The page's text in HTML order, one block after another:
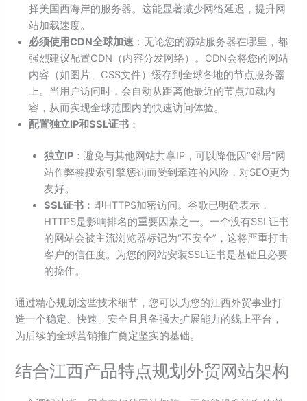
择美国西海岸的服务器。这能显著减少网络延迟，提升网
站加载速度。
必须使用CDN全球加速 ：无论您的源站服务器在哪里，都
强烈建议配置CDN（内容分发网络）。CDN会将您的网站
内容（如图片、CSS文件）缓存到全球各地的节点服务器
上。当用户访问时，会自动从距离他最近的节点加载内
容，从而实现全球范围内的快速访问体验。
配置独立IP和SSL证书 ：
独立IP ：避免与其他网站共享IP，可以降低因“邻居”网
站作弊被搜索引擎惩罚而受到牵连的风险，对SEO更为
友好。
SSL证书 ：即HTTPS加密访问。谷歌已明确表示，
HTTPS是影响排名的重要因素之一。一个没有SSL证书
的网站会被主流浏览器标记为“不安全”，这将严重打击
客户的信任度。为您的网站安装SSL证书是基础且必要
的操作。
通过精心规划这些技术细节，您可以为您的江西外贸事业打
造一个稳定、快速、安全且具备强大扩展能力的线上平台，
为后续的全球营销推广奠定坚实的基础。
结合江西产品特点规划外贸网站架构